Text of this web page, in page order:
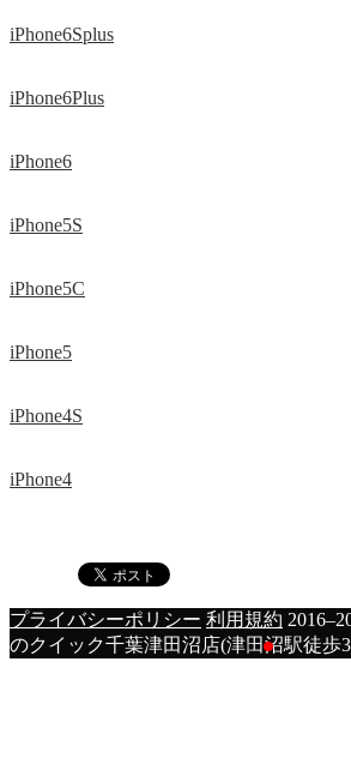
iPhone6Splus
iPhone6Plus
iPhone6
iPhone5S
iPhone5C
iPhone5
iPhone4S
iPhone4
プライバシーポリシー 利用規約
のクイック千葉津田沼店(津田沼駅徒歩